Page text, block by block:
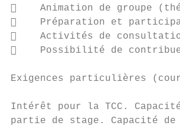
    Animation de groupe
    Préparation et
    Activités de
    Possibilité de
Exigences particulières
Intérêt pour la TCC.
partie de stage. Capacité